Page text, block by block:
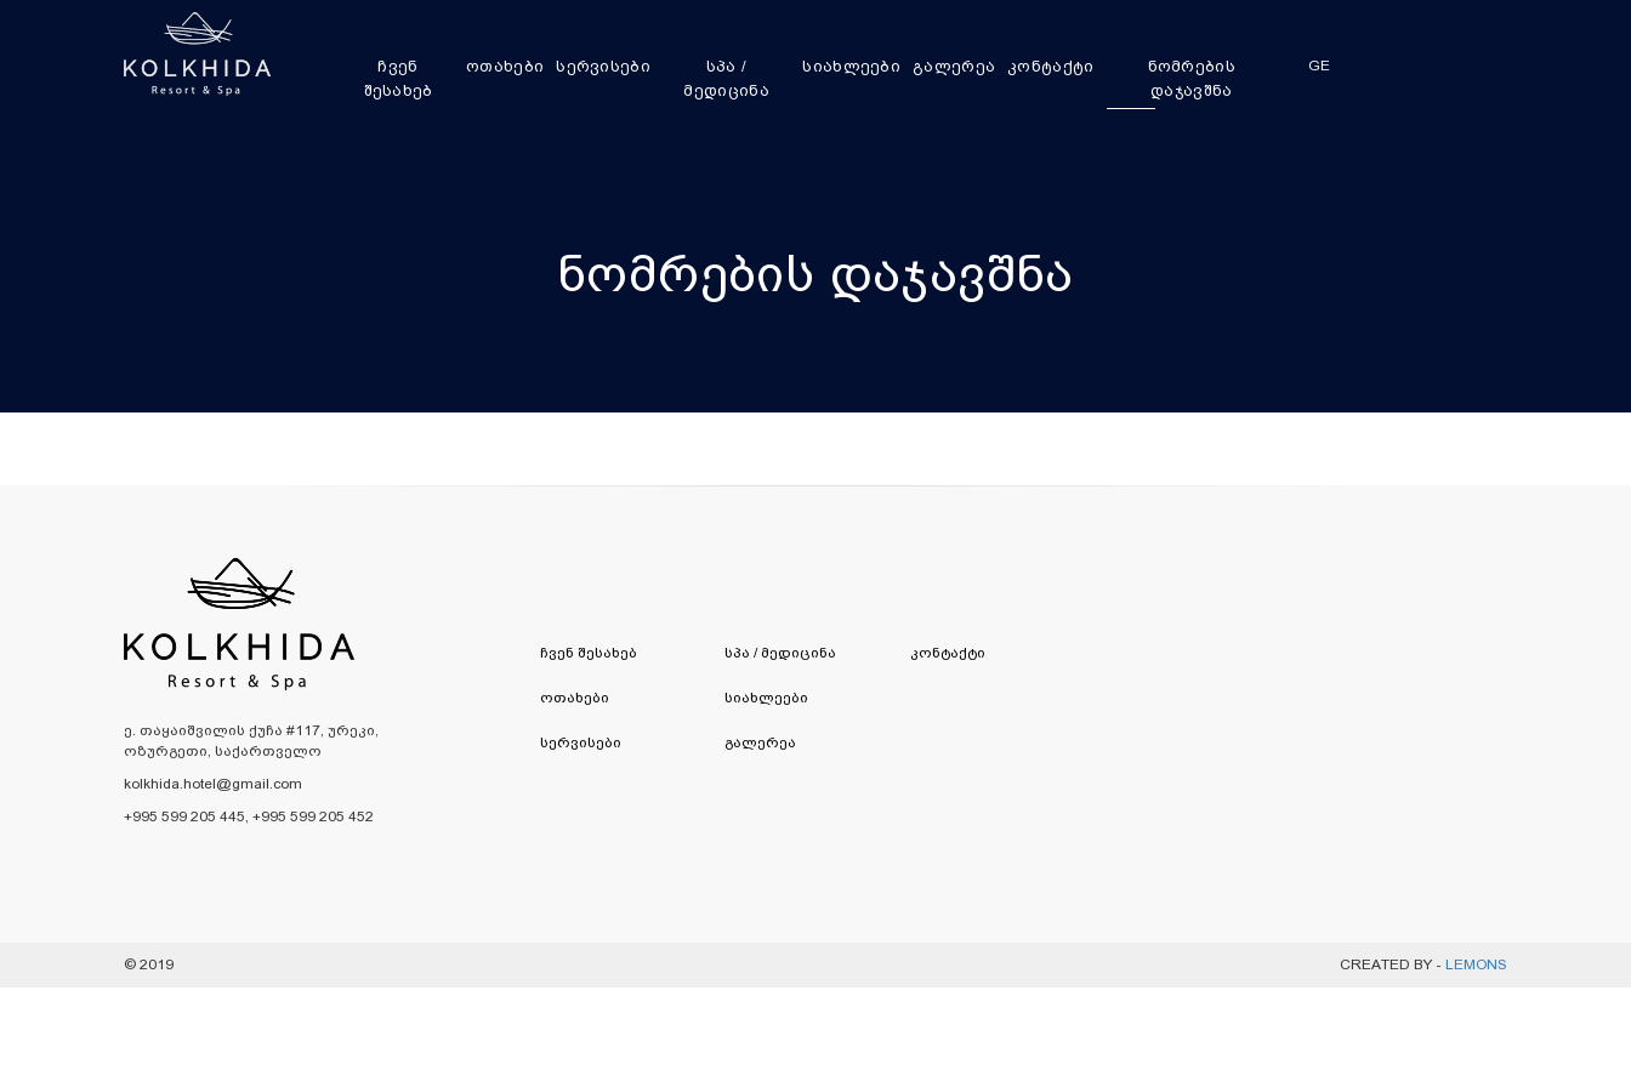
ჩვენ
შესახებ
ოთახები სერვისები
სპა /
მედიცინა
სიახლეები გალერეა კონტაქტი
ნომრების
დაჯავშნა
GE
ნომრების დაჯავშნა
ე. თაყაიშვილის ქუჩა #117, ურეკი,
ოზურგეთი, საქართველო
kolkhida.hotel@gmail.com
+995 599 205 445, +995 599 205 452
ჩვენ შესახებ
ოთახები
სერვისები
სპა / მედიცინა
სიახლეები
გალერეა
კონტაქტი
© 2019 CREATED BY - LEMONS